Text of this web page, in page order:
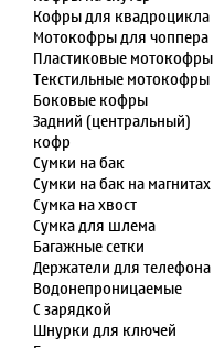
Кофры для квадроцикла
Мотокофры для чоппера
Пластиковые мотокофры
Текстильные мотокофры
Боковые кофры
Задний (центральный)
кофр
Сумки на бак
Сумки на бак на магнитах
Сумка на хвост
Сумка для шлема
Багажные сетки
Держатели для телефона
Водонепроницаемые
С зарядкой
Шнурки для ключей